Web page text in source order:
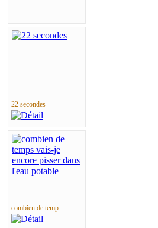
22 secondes
combien de temp...